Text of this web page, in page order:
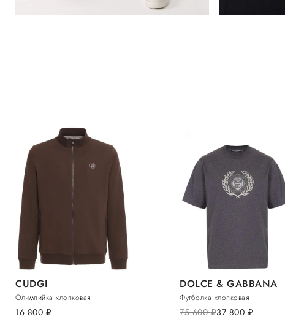
CUDGI
Олимпийка хлопковая
16 800 руб.
DOLCE & GABBANA
Футболка хлопковая
75 600руб.37 800 руб.